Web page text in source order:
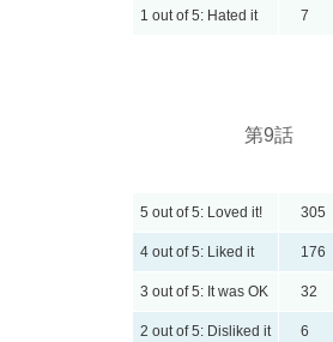
1 out of 5: Hated it 7
第9話
5 out of 5: Loved it! 305
4 out of 5: Liked it 176
3 out of 5: It was OK 32
2 out of 5: Disliked it 6